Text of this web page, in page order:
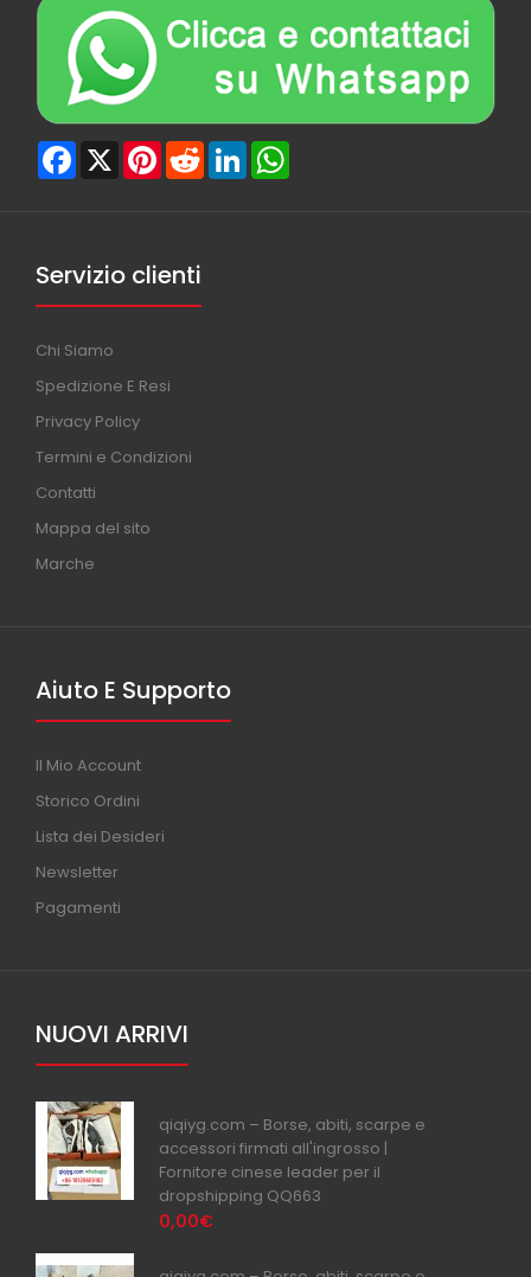
Facebook
X PinterestRedditLinkedIn
Servizio clienti
Chi Siamo
Spedizione E Resi
Privacy Policy
Termini e Condizioni
Contatti
Mappa del sito
Marche
Aiuto E Supporto
Il Mio Account
Storico Ordini
Lista dei Desideri
Newsletter
Pagamenti
NUOVI ARRIVI
qiqiyg.com – Borse, abiti, scarpe e
accessori firmati all'ingrosso |
Fornitore cinese leader per il
dropshipping QQ663
0,00€